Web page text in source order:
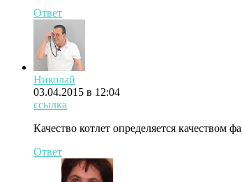
Ответ
Николай
03.04.2015 в 12:04
ссылка
Качество котлет определяется качеством
Ответ